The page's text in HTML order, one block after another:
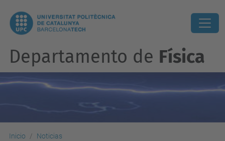
Departamento de Física
Inicio
Noticias